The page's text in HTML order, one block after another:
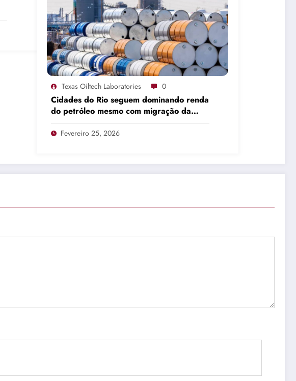
Texas Oiltech Laboratories 0
Cidades do Rio seguem dominando renda
do petróleo mesmo com migração da
produção
Fevereiro 25, 2026